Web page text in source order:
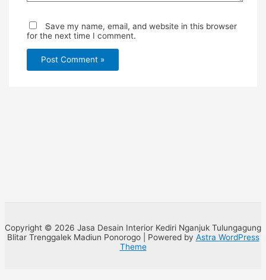
Save my name, email, and website in this browser
for the next time I comment.
Copyright © 2026 Jasa Desain Interior Kediri Nganjuk Tulungagung
Blitar Trenggalek Madiun Ponorogo | Powered by Astra WordPress
Theme